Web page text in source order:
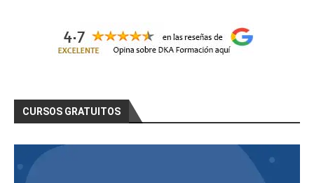
CURSOS GRATUITOS